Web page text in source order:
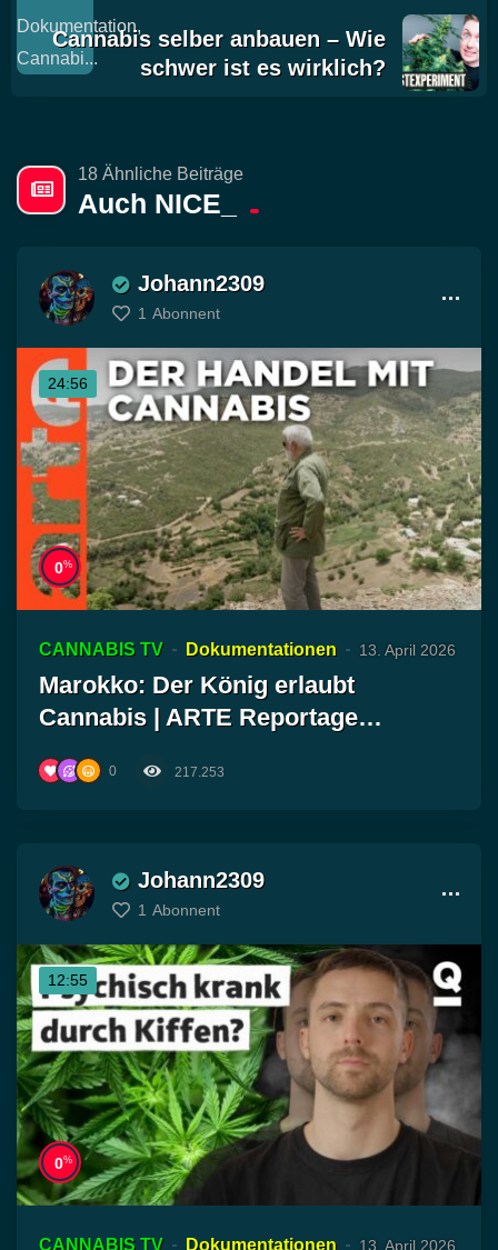
Cannabis selber anbauen – Wie
schwer ist es wirklich?
18 Ähnliche Beiträge
Auch NICE_
Johann2309
1 Abonnent
24:56
0%
CANNABIS TV Dokumentationen 13. April 2026
Marokko: Der König erlaubt
Cannabis | ARTE Reportage
0 217.253
Johann2309
1 Abonnent
12:55
0%
CANNABIS TV Dokumentationen 13. April 2026